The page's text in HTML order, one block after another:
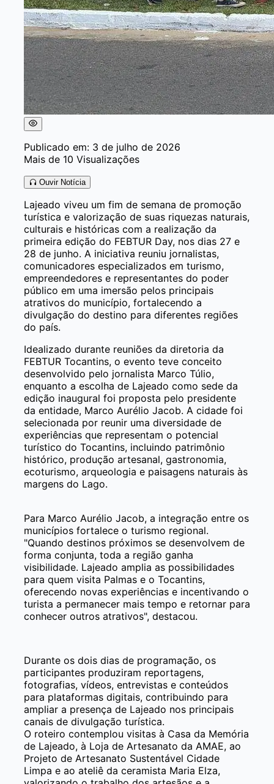
Publicado em: 3 de julho de 2026
Mais de 10 Visualizações
Ouvir Notícia
Lajeado viveu um fim de semana de promoção
turística e valorização de suas riquezas naturais,
culturais e históricas com a realização da
primeira edição do FEBTUR Day, nos dias 27 e
28 de junho. A iniciativa reuniu jornalistas,
comunicadores especializados em turismo,
empreendedores e representantes do poder
público em uma imersão pelos principais
atrativos do município, fortalecendo a
divulgação do destino para diferentes regiões
do país.
Idealizado durante reuniões da diretoria da
FEBTUR Tocantins, o evento teve conceito
desenvolvido pelo jornalista Marco Túlio,
enquanto a escolha de Lajeado como sede da
edição inaugural foi proposta pelo presidente
da entidade, Marco Aurélio Jacob. A cidade foi
selecionada por reunir uma diversidade de
experiências que representam o potencial
turístico do Tocantins, incluindo patrimônio
histórico, produção artesanal, gastronomia,
ecoturismo, arqueologia e paisagens naturais às
margens do Lago.
Para Marco Aurélio Jacob, a integração entre os
municípios fortalece o turismo regional.
"Quando destinos próximos se desenvolvem de
forma conjunta, toda a região ganha
visibilidade. Lajeado amplia as possibilidades
para quem visita Palmas e o Tocantins,
oferecendo novas experiências e incentivando o
turista a permanecer mais tempo e retornar para
conhecer outros atrativos", destacou.
Durante os dois dias de programação, os
participantes produziram reportagens,
fotografias, vídeos, entrevistas e conteúdos
para plataformas digitais, contribuindo para
ampliar a presença de Lajeado nos principais
canais de divulgação turística.
O roteiro contemplou visitas à Casa da Memória
de Lajeado, à Loja de Artesanato da AMAE, ao
Projeto de Artesanato Sustentável Cidade
Limpa e ao ateliê da ceramista Maria Elza,